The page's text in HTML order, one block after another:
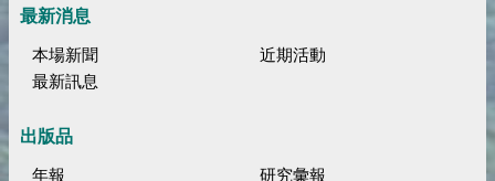
最新消息
本場新聞
近期活動
最新訊息
出版品
年報
研究彙報